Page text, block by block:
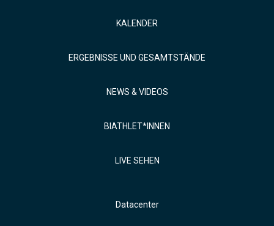
KALENDER
ERGEBNISSE UND GESAMTSTÄNDE
NEWS & VIDEOS
BIATHLET*INNEN
LIVE SEHEN
Datacenter